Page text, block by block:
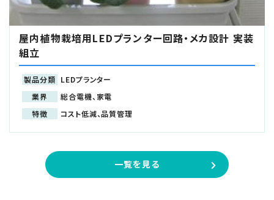
屋内植物栽培用LEDプランター回路・メカ設計 実装
組立
製品分類 LEDプランター
業界
総合電機、家電
特徴
コスト低減、品質管理
一覧を見る